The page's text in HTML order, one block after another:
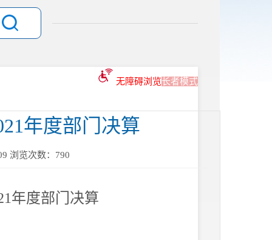
无障碍浏览长者模式
年度部门决算
浏览次数： 790
年度部门决算